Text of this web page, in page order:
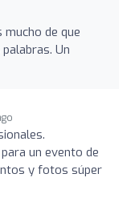
de que
Un
un evento de
y fotos súper